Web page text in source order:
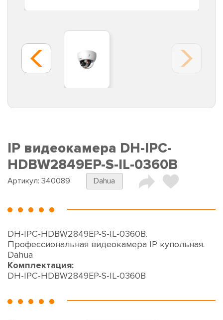
IP видеокамера DH-IPC-
HDBW2849EP-S-IL-0360B
Артикул: 340089 Dahua
DH-IPC-HDBW2849EP-S-IL-0360B.
Профессиональная видеокамера IP купольная.
Dahua
Комплектация:
DH-IPC-HDBW2849EP-S-IL-0360B